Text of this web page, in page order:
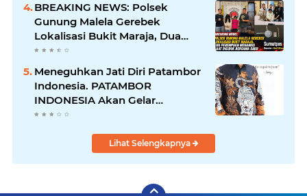
BREAKING NEWS: Polsek
Gunung Malela Gerebek
Lokalisasi Bukit Maraja, Dua
Perempuan Menangis Saat
Diciduk Bersama Sabu
Meneguhkan Jati Diri Patambor
Indonesia. PATAMBOR
INDONESIA Akan Gelar
RAKERNAS II Di Jakarta.
Lihat Selengkapnya